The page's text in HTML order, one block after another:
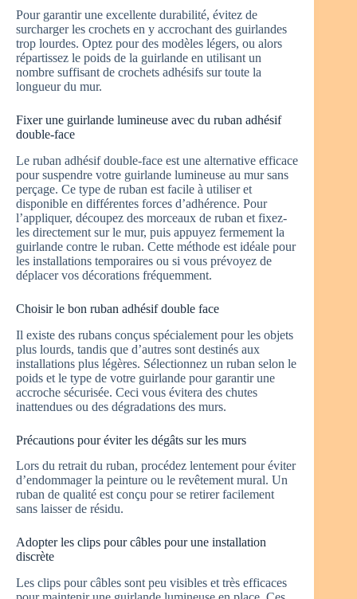
Pour garantir une excellente durabilité, évitez de
surcharger les crochets en y accrochant des guirlandes
trop lourdes. Optez pour des modèles légers, ou alors
répartissez le poids de la guirlande en utilisant un
nombre suffisant de crochets adhésifs sur toute la
longueur du mur.
Fixer une guirlande lumineuse avec du ruban adhésif
double-face
Le ruban adhésif double-face est une alternative efficace
pour suspendre votre guirlande lumineuse au mur sans
perçage. Ce type de ruban est facile à utiliser et
disponible en différentes forces d’adhérence. Pour
l’appliquer, découpez des morceaux de ruban et fixez-
les directement sur le mur, puis appuyez fermement la
guirlande contre le ruban. Cette méthode est idéale pour
les installations temporaires ou si vous prévoyez de
déplacer vos décorations fréquemment.
Choisir le bon ruban adhésif double face
Il existe des rubans conçus spécialement pour les objets
plus lourds, tandis que d’autres sont destinés aux
installations plus légères. Sélectionnez un ruban selon le
poids et le type de votre guirlande pour garantir une
accroche sécurisée. Ceci vous évitera des chutes
inattendues ou des dégradations des murs.
Précautions pour éviter les dégâts sur les murs
Lors du retrait du ruban, procédez lentement pour éviter
d’endommager la peinture ou le revêtement mural. Un
ruban de qualité est conçu pour se retirer facilement
sans laisser de résidu.
Adopter les clips pour câbles pour une installation
discrète
Les clips pour câbles sont peu visibles et très efficaces